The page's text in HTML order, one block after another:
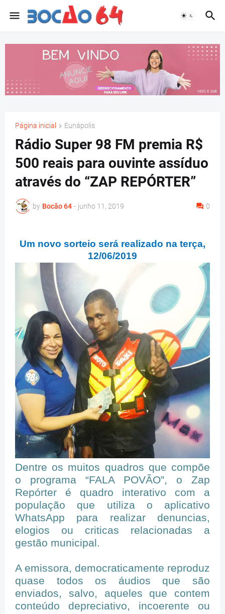
Página inicial Eunápolis
Rádio Super 98 FM premia R$
500 reais para ouvinte assíduo
através do “ZAP REPÓRTER”
by Bocão 64 - junho 11, 2019 0
Um novo sorteio será realizado na terça,
12/06/2019
Dentre os muitos quadros que compõe
o programa “FALA POVÃO”, o Zap
Repórter é quadro interativo com a
população que utiliza o aplicativo
WhatsApp para realizar denuncias,
elogios ou criticas relacionadas a
gestão municipal.
A emissora, democraticamente reproduz
quase todos os áudios que são
enviados, salvo, aqueles que contem
conteúdo depreciativo, incoerente ou